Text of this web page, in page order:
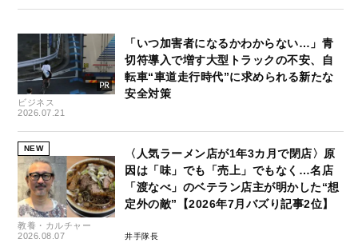
ビジネス
2026.07.21
「いつ加害者になるかわからない…」青
切符導入で増す大型トラックの不安、自
転車“車道走行時代”に求められる新たな
安全対策
NEW
教養・カルチャー
2026.08.07
〈人気ラーメン店が1年3カ月で閉店〉原
因は「味」でも「売上」でもなく…名店
「渡なべ」のベテラン店主が明かした“想
定外の敵”【2026年7月バズり記事2位】
井手隊長